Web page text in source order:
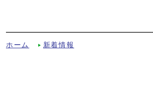
ホーム 新着情報